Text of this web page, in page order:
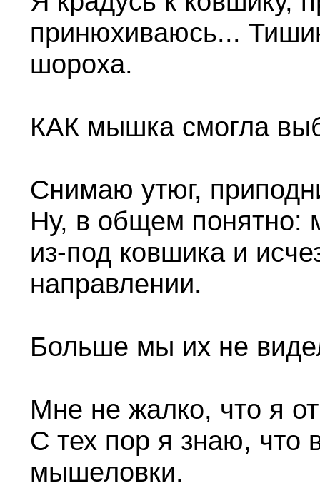
принюхиваюсь...
шороха.
КАК мышка смогла
Снимаю утюг,
Ну, в общем понятно:
из-под ковшика и
направлении.
Больше мы их не
Мне не жалко, что я
С тех пор я знаю, что
мышеловки.